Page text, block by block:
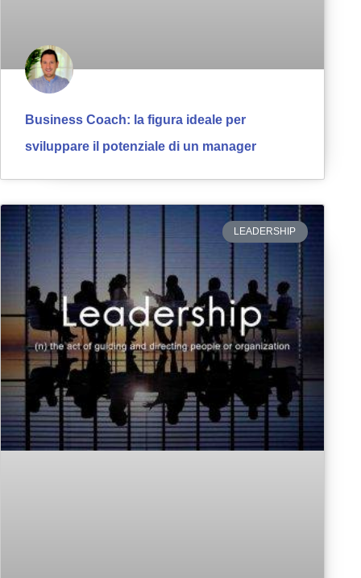
Business Coach: la figura ideale per
sviluppare il potenziale di un manager
LEADERSHIP